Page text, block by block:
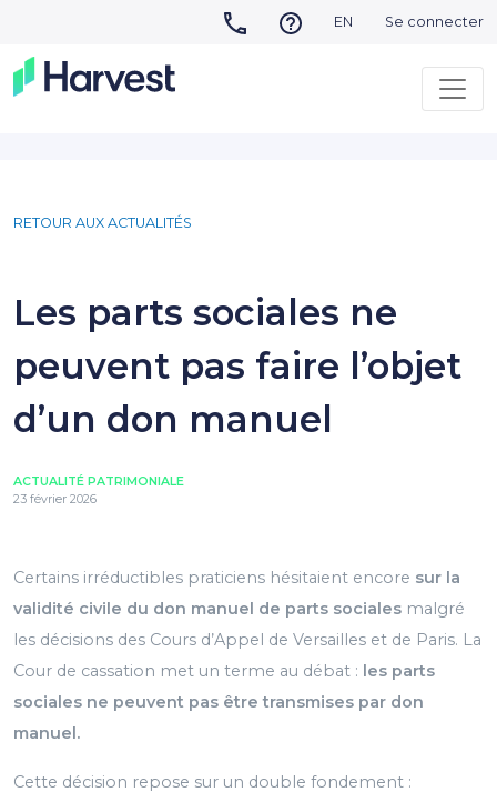
EN Se connecter
RETOUR AUX ACTUALITÉS
Les parts sociales ne
peuvent pas faire l’objet
d’un don manuel
ACTUALITÉ PATRIMONIALE
23 février 2026
Certains irréductibles praticiens hésitaient encore sur la
validité civile du don manuel de parts sociales malgré
les décisions des Cours d’Appel de Versailles et de Paris. La
Cour de cassation met un terme au débat : les parts
sociales ne peuvent pas être transmises par don
manuel.
Cette décision repose sur un double fondement :